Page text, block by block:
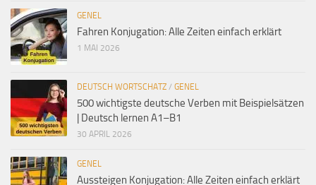
GENEL
Fahren Konjugation: Alle Zeiten einfach erklärt
1 MAI 2026
DEUTSCH WORTSCHATZ / GENEL
500 wichtigste deutsche Verben mit Beispielsätzen
| Deutsch lernen A1–B1
30 APRIL 2026
GENEL
Aussteigen Konjugation: Alle Zeiten einfach erklärt